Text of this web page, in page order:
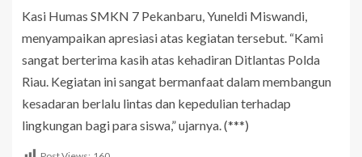
Kasi Humas SMKN 7 Pekanbaru, Yuneldi Miswandi,
menyampaikan apresiasi atas kegiatan tersebut. “Kami
sangat berterima kasih atas kehadiran Ditlantas Polda
Riau. Kegiatan ini sangat bermanfaat dalam membangun
kesadaran berlalu lintas dan kepedulian terhadap
lingkungan bagi para siswa,” ujarnya. (***)